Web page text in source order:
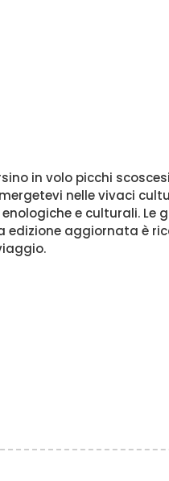
in volo picchi
nelle vivaci
e culturali. Le
edizione aggiornata è